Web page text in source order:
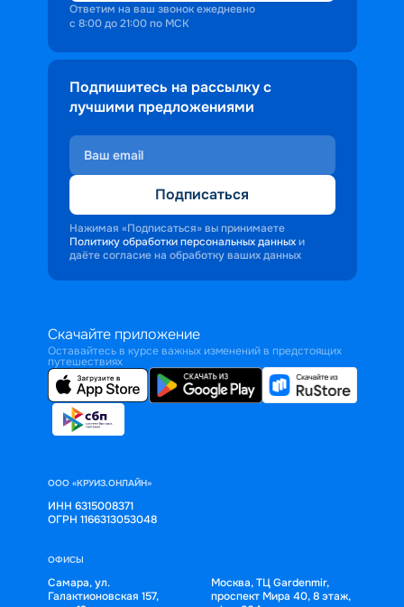
Ответим на ваш звонок ежедневно
с 8:00 до 21:00 по МСК
Подпишитесь на рассылку с
лучшими предложениями
Подписаться
Нажимая «Подписаться» вы принимаете
Политику обработки персональных данных и
даёте согласие на обработку ваших данных
Скачайте приложение
Оставайтесь в курсе важных изменений в предстоящих
путешествиях
ООО «КРУИЗ.ОНЛАЙН»
ИНН 6315008371
ОГРН 1166313053048
ОФИСЫ
Самара, ул.
Галактионовская 157,
Москва, ТЦ Gardenmir,
проспект Мира 40, 8 этаж,